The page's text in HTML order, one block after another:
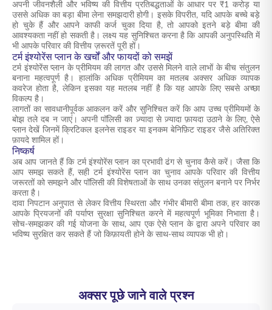
अपनी जीवनशैली और भविष्य की वित्तीय प्रतिबद्धताओं के आधार पर ₹1 करोड़ या
उससे अधिक का बड़ा बीमा लेना समझदारी होगी। इसके विपरीत, यदि आपके बच्चे बड़े
हो चुके हैं और आपने काफी कर्ज चुका दिया है, तो आपको इतने बड़े बीमा की
आवश्यकता नहीं हो सकती है। लक्ष्य यह सुनिश्चित करना है कि आपकी अनुपस्थिति में
भी आपके परिवार की वित्तीय ज़रूरतें पूरी हों।
टर्म इंश्योरेंस प्लान के खर्चों और फायदों को समझें
टर्म इंश्योरेंस प्लान के प्रीमियम की लागत और उससे मिलने वाले लाभों के बीच संतुलन
बनाना महत्वपूर्ण है। हालांकि अधिक प्रीमियम का मतलब अक्सर अधिक व्यापक
कवरेज होता है, लेकिन इसका यह मतलब नहीं है कि यह आपके लिए सबसे अच्छा
विकल्प है।
लागतों का सावधानीपूर्वक आकलन करें और सुनिश्चित करें कि आप उच्च प्रीमियमों के
बोझ तले दब न जाएं। अपनी पॉलिसी का ज़्यादा से ज़्यादा फ़ायदा उठाने के लिए, ऐसे
प्लान देखें जिनमें क्रिटिकल इलनेस राइडर या इनकम बेनिफ़िट राइडर जैसे अतिरिक्त
फ़ायदे शामिल हों।
निष्कर्ष
अब आप जानते हैं कि टर्म इंश्योरेंस प्लान का प्रभावी ढंग से चुनाव कैसे करें। जैसा कि
आप समझ सकते हैं, सही टर्म इंश्योरेंस प्लान का चुनाव आपके परिवार की वित्तीय
जरूरतों को समझने और पॉलिसी की विशेषताओं के साथ उनका संतुलन बनाने पर निर्भर
करता है।
दावा निपटान अनुपात से लेकर वित्तीय स्थिरता और गंभीर बीमारी बीमा तक, हर कारक
आपके प्रियजनों की पर्याप्त सुरक्षा सुनिश्चित करने में महत्वपूर्ण भूमिका निभाता है।
सोच-समझकर की गई योजना के साथ, आप एक ऐसे प्लान के द्वारा अपने परिवार का
भविष्य सुरक्षित कर सकते हैं जो किफ़ायती होने के साथ-साथ व्यापक भी हो।
अक्सर पूछे जाने वाले प्रश्न